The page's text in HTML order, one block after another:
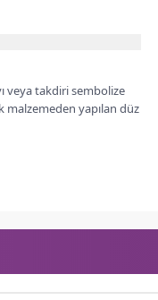
veya takdiri sembolize
malzemeden yapılan düz